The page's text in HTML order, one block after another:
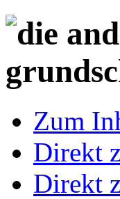
Zum
Direkt
Direkt